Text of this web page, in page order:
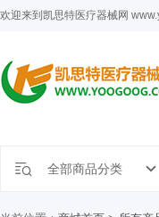
欢迎来到凯思特医疗器械网
全部商品分类